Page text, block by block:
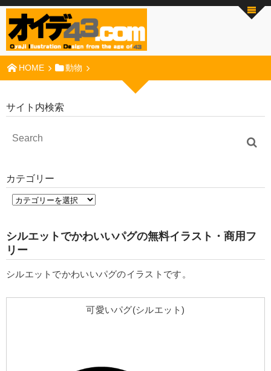
HOME 動物
サイト内検索
カテゴリー
シルエットでかわいいパグの無料イラスト・商用フ
リー
シルエットでかわいいパグのイラストです。
可愛いパグ(シルエット)